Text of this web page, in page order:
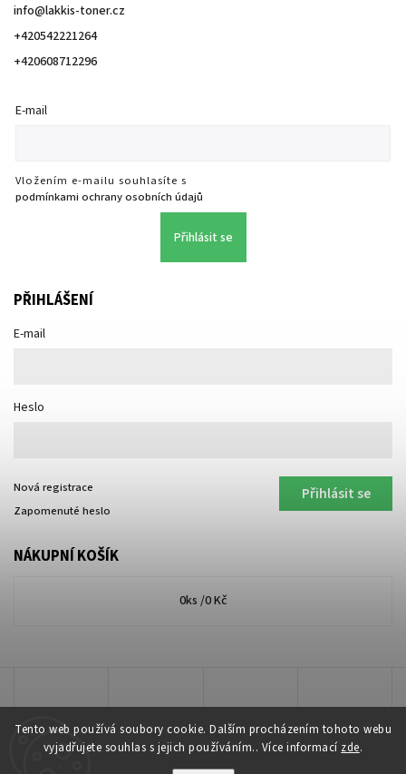
Tento web používá soubory cookie. Dalším procházením tohoto webu
vyjadřujete souhlas s jejich používáním.. Více informací zde.
info@lakkis-toner.cz
+420542221264
+420608712296
E-mail
Vložením e-mailu souhlasíte s
podmínkami ochrany osobních údajů
Přihlásit se
PŘIHLÁŠENÍ
E-mail
Heslo
Přihlásit se
Nová registrace
Zapomenuté heslo
NÁKUPNÍ KOŠÍK
0ks /0 Kč